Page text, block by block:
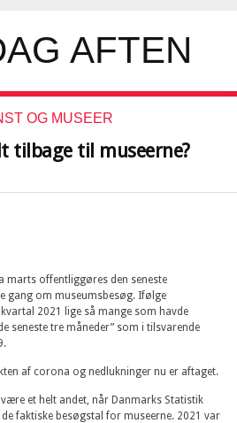
OG MUSEER
tilbage til museerne?
marts offentliggøres den seneste
gang om museumsbesøg. Ifølge
2021 lige så mange som havde
seneste tre måneder” som i tilsvarende
af corona og nedlukninger nu er aftaget.
et helt andet, når Danmarks Statistik
faktiske besøgstal for museerne. 2021 var